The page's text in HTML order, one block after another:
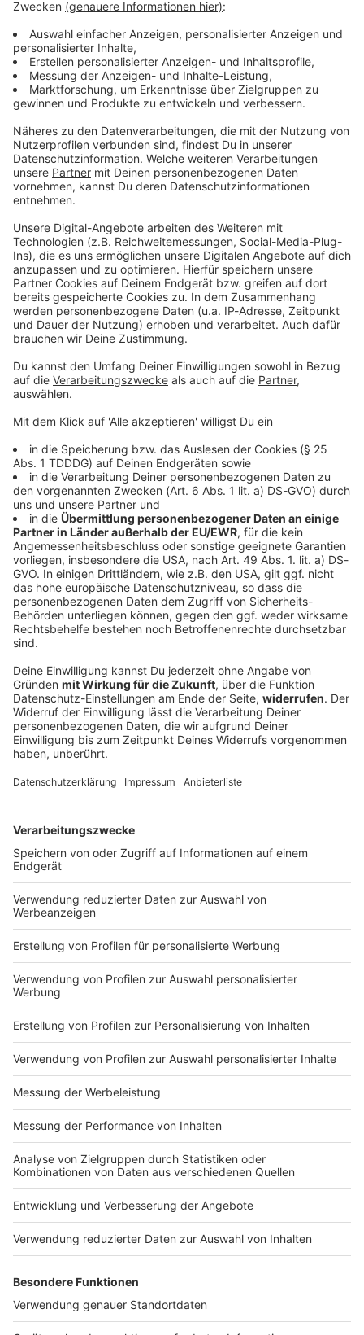
Lifestyle oder unsere neuesten Aktionen - wir
informieren dich.
Zum Newsletter anmelden
Du möchtest uns etwas sagen?
Studio Hotline
Kontaktformular
Sprachnachricht
© dpa-infocom, dpa:260128-930-606365/1
Sport
«Nicht erträumt»: Wellbrock holt mit Staffel
drittes EM-Gold
Zum Abschluss der Freiwasserwettbewerbe bei der
EM gewinnen die Deutschen ihr nächstes Gold.
Schon heute steht eine große Reise an.
DEINE GEMERKTEN ARTIKEL
Du hast dir noch keine Artikel gemerkt
Markiere sie hierfür mit einem
Impressum
Nutzungsbedingungen
Jobs
Presse
Werben
Archiv
ANTENNE BAYERN GROUP
Kontakt
Studio-Hotline
Verkehrs-Hotline
Newsletter